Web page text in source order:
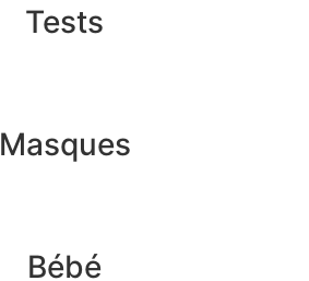
Tests
Masques
Bébé